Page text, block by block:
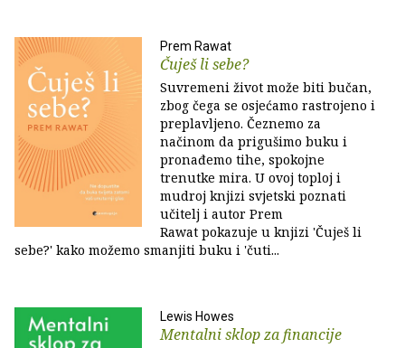
Prem Rawat
Čuješ li sebe?
Suvremeni život može biti bučan,
zbog čega se osjećamo rastrojeno i
preplavljeno. Čeznemo za
načinom da prigušimo buku i
pronađemo tihe, spokojne
trenutke mira. U ovoj toploj i
mudroj knjizi svjetski poznati
učitelj i autor Prem
Rawat pokazuje u knjizi 'Čuješ li
sebe?' kako možemo smanjiti buku i 'čuti...
Lewis Howes
Mentalni sklop za financije